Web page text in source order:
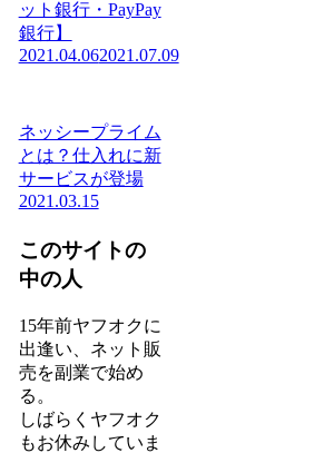
ット銀行・PayPay
銀行】
2021.04.062021.07.09
ネッシープライム
とは？仕入れに新
サービスが登場
2021.03.15
このサイトの
中の人
15年前ヤフオクに
出逢い、ネット販
売を副業で始め
る。
しばらくヤフオク
もお休みしていま